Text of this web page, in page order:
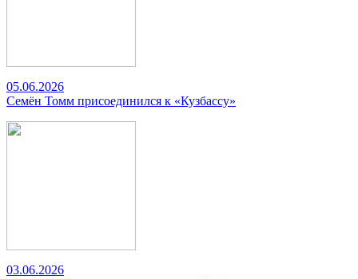
05.06.2026
Семён Томм присоединился к «Кузбассу»
03.06.2026